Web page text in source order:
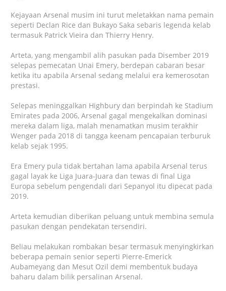
Kejayaan Arsenal musim ini turut meletakkan nama pemain
seperti Declan Rice dan Bukayo Saka sebaris legenda kelab
termasuk Patrick Vieira dan Thierry Henry.
Arteta, yang mengambil alih pasukan pada Disember 2019
selepas pemecatan Unai Emery, berdepan cabaran besar
ketika itu apabila Arsenal sedang melalui era kemerosotan
prestasi.
Selepas meninggalkan Highbury dan berpindah ke Stadium
Emirates pada 2006, Arsenal gagal mengekalkan dominasi
mereka dalam liga, malah menamatkan musim terakhir
Wenger pada 2018 di tangga keenam pencapaian terburuk
kelab sejak 1995.
Era Emery pula tidak bertahan lama apabila Arsenal terus
gagal layak ke Liga Juara-Juara dan tewas di final Liga
Europa sebelum pengendali dari Sepanyol itu dipecat pada
2019.
Arteta kemudian diberikan peluang untuk membina semula
pasukan dengan pendekatan tersendiri.
Beliau melakukan rombakan besar termasuk menyingkirkan
beberapa pemain senior seperti Pierre-Emerick
Aubameyang dan Mesut Ozil demi membentuk budaya
baharu dalam bilik persalinan Arsenal.